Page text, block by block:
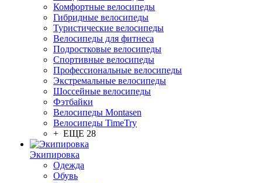
Комфортные велосипеды
Гибридные велосипеды
Туристические велосипеды
Велосипеды для фитнеса
Подростковые велосипеды
Спортивные велосипеды
Профессиональные велосипеды
Экстремальные велосипеды
Шоссейные велосипеды
Фэтбайки
Велосипеды Montasen
Велосипеды TimeTry
+ ЕЩЕ 28
Экипировка
Одежда
Обувь